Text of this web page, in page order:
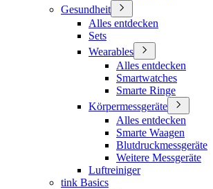
Gesundheit
Alles entdecken
Sets
Wearables
Alles entdecken
Smartwatches
Smarte Ringe
Körpermessgeräte
Alles entdecken
Smarte Waagen
Blutdruckmessgeräte
Weitere Messgeräte
Luftreiniger
tink Basics